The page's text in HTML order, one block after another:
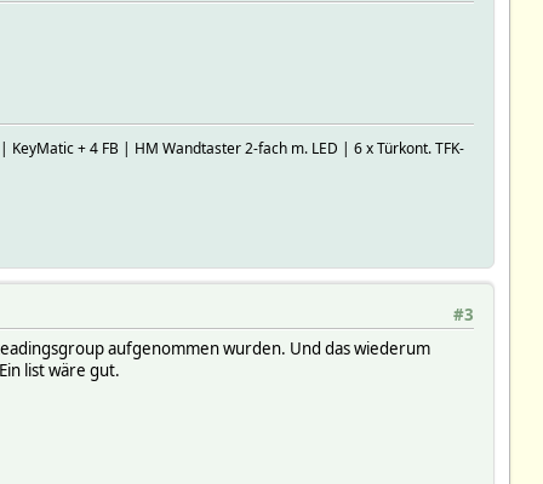
+ 4 FB | HM Wandtaster 2-fach m. LED | 6 x Türkont. TFK-
#3
aufgenommen wurden. Und das wiederum
list wäre gut.